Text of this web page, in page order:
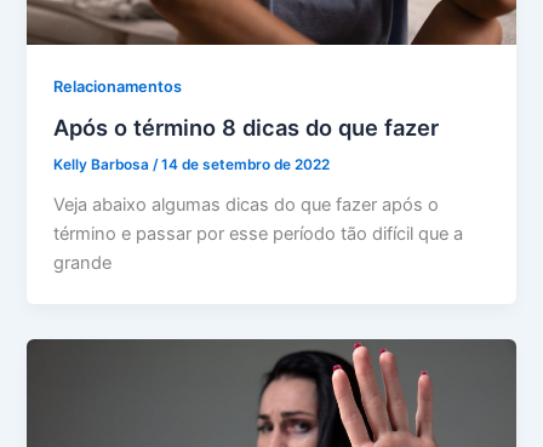
Relacionamentos
Após o término 8 dicas do que fazer
Kelly Barbosa/14 de setembro de 2022
Veja abaixo algumas dicas do que fazer após o
término e passar por esse período tão difícil que a
grande